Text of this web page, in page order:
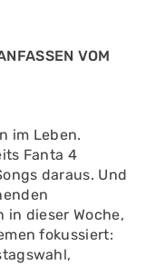
VOM
im Leben.
Fanta 4
daraus. Und
in dieser Woche,
fokussiert: